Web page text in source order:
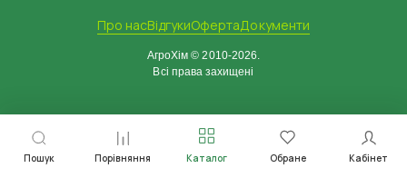
Пошук Порівняння Каталог Обране Кабінет
Про насВідгукиОфертаДокументи
АгроХім © 2010-2026.
Всі права захищені